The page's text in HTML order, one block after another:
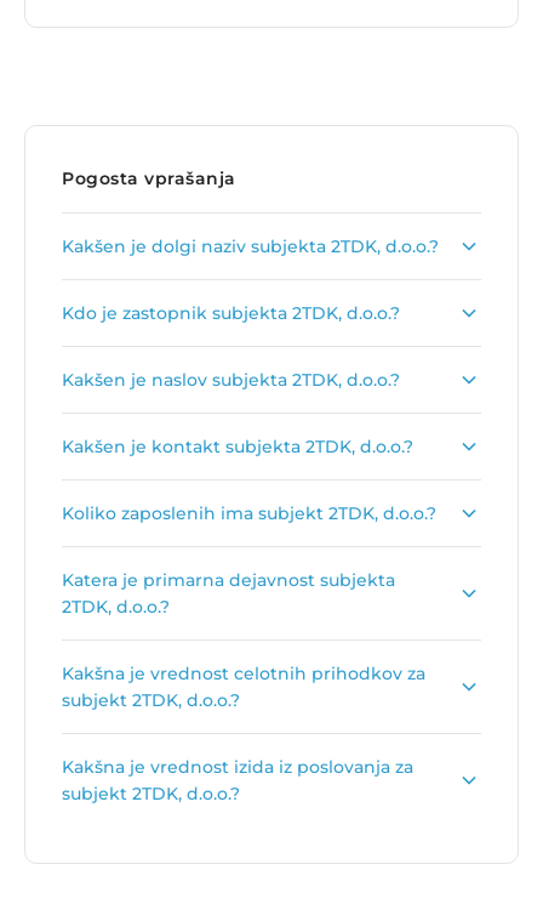
Pogosta vprašanja
Kakšen je dolgi naziv subjekta 2TDK, d.o.o.?
projekta, d.o.o..
Kdo je zastopnik subjekta 2TDK, d.o.o.?
Kakšen je naslov subjekta 2TDK, d.o.o.?
Ljubljana.
Kakšen je kontakt subjekta 2TDK, d.o.o.?
Koliko zaposlenih ima subjekt 2TDK, d.o.o.?
Katera je primarna dejavnost subjekta
2TDK, d.o.o.?
Drugo podjetniško in poslovno svetovanje
Kakšna je vrednost celotnih prihodkov za
subjekt 2TDK, d.o.o.?
d.o.o. je3.965.857 €
Kakšna je vrednost izida iz poslovanja za
subjekt 2TDK, d.o.o.?
je-4.151.739 €.